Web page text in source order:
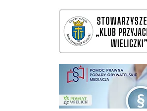
wieliczka-wieliczanie na bis
pomoc prawna wieliczka